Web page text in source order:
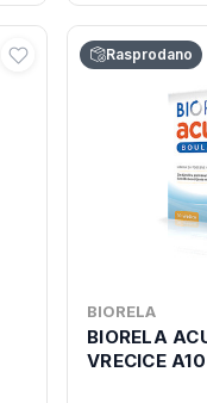
Rasprodano
BIORELA
BIORELA
VRECICE A10